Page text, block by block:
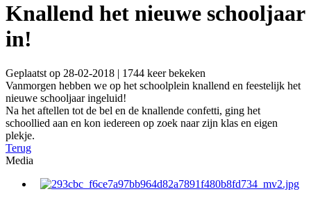
Knallend het nieuwe schooljaar
in!
Geplaatst op 28-02-2018 | 1744 keer bekeken
Vanmorgen hebben we op het schoolplein knallend en feestelijk het
nieuwe schooljaar ingeluid!
Na het aftellen tot de bel en de knallende confetti, ging het
schoollied aan en kon iedereen op zoek naar zijn klas en eigen
plekje.
Terug
Media